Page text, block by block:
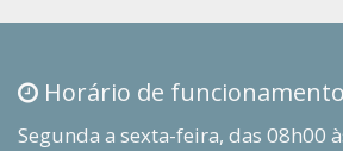
Horário de funcionamento
Segunda a sexta-feira, das 08h00